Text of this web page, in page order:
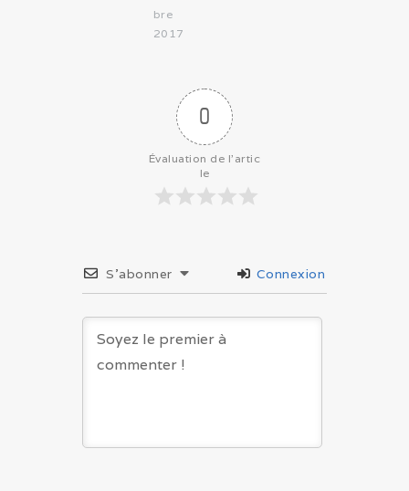
bre
2017
0
Évaluation de l'artic
le
S’abonner Connexion